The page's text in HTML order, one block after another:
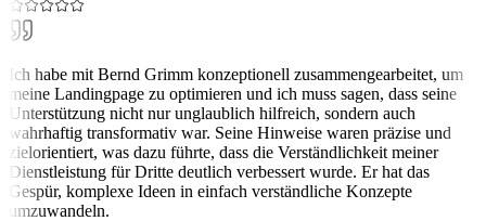
Ich habe mit Bernd Grimm konzeptionell zusammengearbeitet, um
meine Landingpage zu optimieren und ich muss sagen, dass seine
Unterstützung nicht nur unglaublich hilfreich, sondern auch
wahrhaftig transformativ war. Seine Hinweise waren präzise und
zielorientiert, was dazu führte, dass die Verständlichkeit meiner
Dienstleistung für Dritte deutlich verbessert wurde. Er hat das
Gespür, komplexe Ideen in einfach verständliche Konzepte
umzuwandeln.